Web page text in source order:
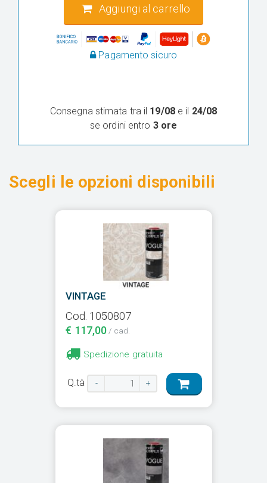
Aggiungi al carrello
Pagamento sicuro
Consegna stimata tra il 19/08e il 24/08
se ordini entro 3 ore
Scegli le opzioni disponibili
VINTAGE
Cod. 1050807
€ 117,00 / cad.
Spedizione gratuita
Q.tà - +